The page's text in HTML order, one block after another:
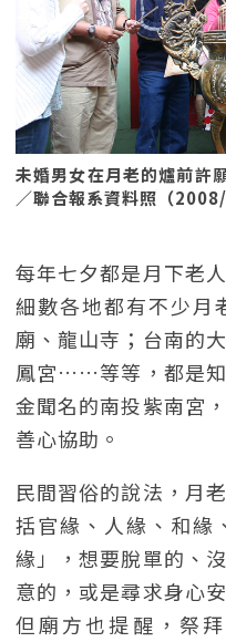
未婚男女在月老的爐前許
／聯合報系資料照（
每年七夕都是月下老
細數各地都有不少月
廟、龍山寺；台南的
鳳宮……等等，都是
金聞名的南投紫南宮
善心協助。
民間習俗的說法，月
括官緣、人緣、和緣
緣」，想要脫單的、
意的，或是尋求身心
但廟方也提醒，祭